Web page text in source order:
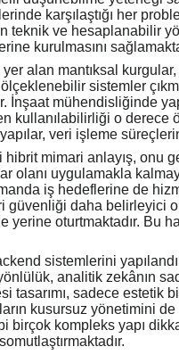
karşılaştığı her
teknik ve hesaplanabilir
kurulmasını
alan mantıksal
sistemler
İnşaat mühendisliğinde
kullanılabilirliği o derece
veri işleme
mimari anlayış, onu
olanı uygulamakla
iş hedeflerine de
güvenliği daha belirleyici
yerine oturtmaktadır. Bu
sistemlerini
analitik zekânın
tasarımı, sadece
kusursuz yönetimini de
kompleks yapı